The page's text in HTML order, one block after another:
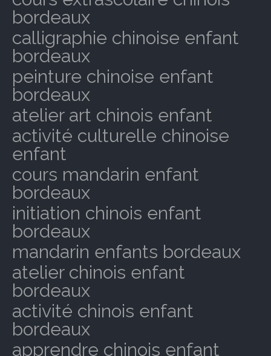
bordeaux
calligraphie chinoise enfant
bordeaux
peinture chinoise enfant
bordeaux
atelier art chinois enfant
activité culturelle chinoise
enfant
cours mandarin enfant
bordeaux
initiation chinois enfant
bordeaux
mandarin enfants bordeaux
atelier chinois enfant
bordeaux
activité chinois enfant
bordeaux
apprendre chinois enfant